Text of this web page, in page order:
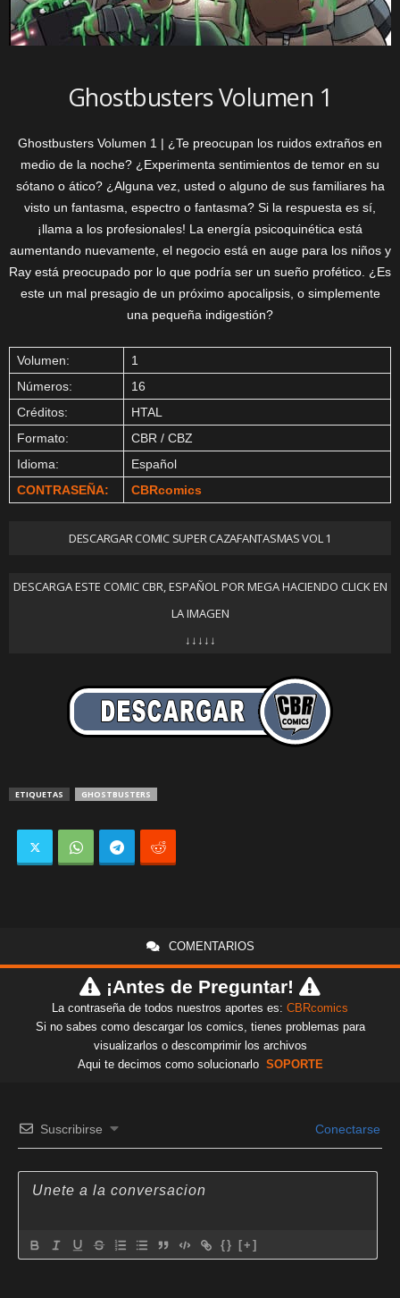
Ghostbusters Volumen 1
Ghostbusters Volumen 1 | ¿Te preocupan los ruidos extraños en
medio de la noche? ¿Experimenta sentimientos de temor en su
sótano o ático? ¿Alguna vez, usted o alguno de sus familiares ha
visto un fantasma, espectro o fantasma? Si la respuesta es sí,
¡llama a los profesionales! La energía psicoquinética está
aumentando nuevamente, el negocio está en auge para los niños y
Ray está preocupado por lo que podría ser un sueño profético. ¿Es
este un mal presagio de un próximo apocalipsis, o simplemente
una pequeña indigestión?
Volumen:
1
Números:
16
Créditos:
HTAL
Formato:
CBR / CBZ
Idioma:
Español
CONTRASEÑA:
CBRcomics
DESCARGAR COMIC SUPER CAZAFANTASMAS VOL 1
DESCARGA ESTE COMIC CBR, ESPAÑOL POR MEGA HACIENDO CLICK EN
LA IMAGEN
↓↓↓↓↓
ETIQUETAS GHOSTBUSTERS
COMENTARIOS
¡Antes de Preguntar!
La contraseña de todos nuestros aportes es: CBRcomics
Si no sabes como descargar los comics, tienes problemas para
visualizarlos o descomprimir los archivos
Aqui te decimos como solucionarlo SOPORTE
Suscribirse Conectarse
{} [+]